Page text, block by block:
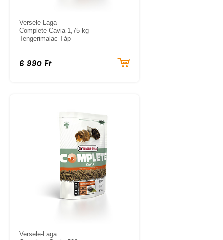
Versele-Laga
Complete Cavia 1,75 kg
Tengerimalac Táp
6 990 Ft
Versele-Laga